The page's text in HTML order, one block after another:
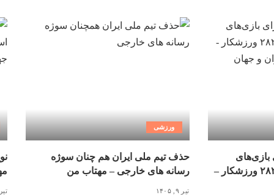
بازی‌های
آسیایی نهایی شد/ اعزام ۲۸۲ ورزشکار –
ورزشی
حذف تیم ملی ایران هم چنان سوژه
رسانه های خارجی – مهتاب من
تیر ۹, ۱۴۰۵ تیر ۹, ۱۴۰۵